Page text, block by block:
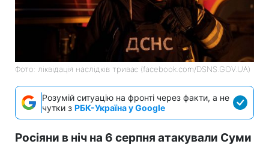
Фото: ліквідація наслідків триває (facebook.com/DSNS.GOV.UA)
Розумій ситуацію на фронті через факти, а не
чутки з РБК-Україна у Google
Росіяни в ніч на 6 серпня атакували Суми